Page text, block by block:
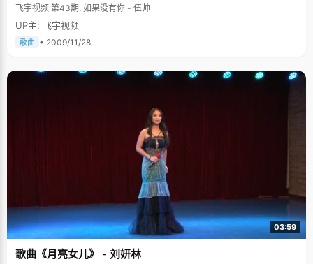
飞宇视频 第43期, 如果没有你 - 伍帅
UP主: 飞宇视频
歌曲 • 2009/11/28
03:59
歌曲《月亮女儿》 - 刘妍林